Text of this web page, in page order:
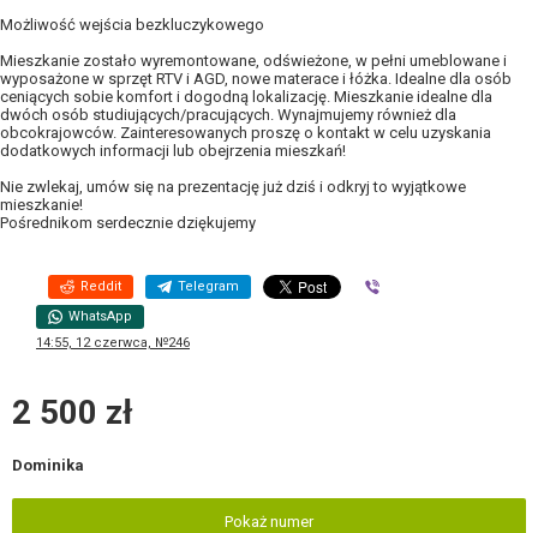
Możliwość wejścia bezkluczykowego
Mieszkanie zostało wyremontowane, odświeżone, w pełni umeblowane i
wyposażone w sprzęt RTV i AGD, nowe materace i łóżka. Idealne dla osób
ceniących sobie komfort i dogodną lokalizację. Mieszkanie idealne dla
dwóch osób studiujących/pracujących. Wynajmujemy również dla
obcokrajowców. Zainteresowanych proszę o kontakt w celu uzyskania
dodatkowych informacji lub obejrzenia mieszkań!
Nie zwlekaj, umów się na prezentację już dziś i odkryj to wyjątkowe
mieszkanie!
Pośrednikom serdecznie dziękujemy
Reddit Telegram
WhatsApp
14:55, 12 czerwca, №246
2 500 zł
Dominika
Pokaż numer